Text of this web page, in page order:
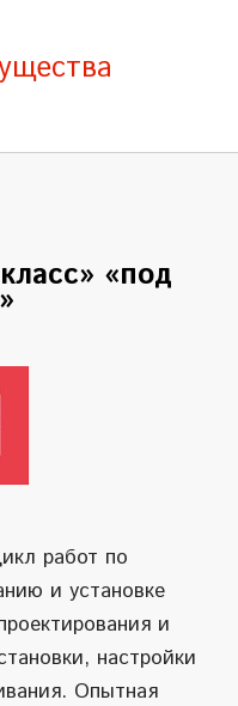
«под
работ по
и установке
и
настройки
Опытная